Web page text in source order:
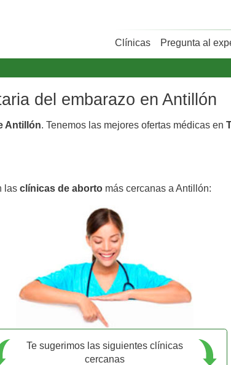
Clínicas Pregunta al
del embarazo en Antillón
Antillón. Tenemos las mejores ofertas médicas en
las clínicas de aborto más cercanas a Antillón:
Te sugerimos las siguientes clínicas
cercanas